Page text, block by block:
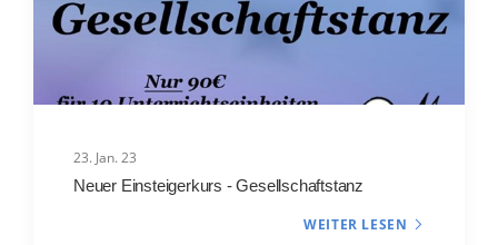
23. Jan. 23
Neuer Einsteigerkurs - Gesellschaftstanz
WEITER LESEN